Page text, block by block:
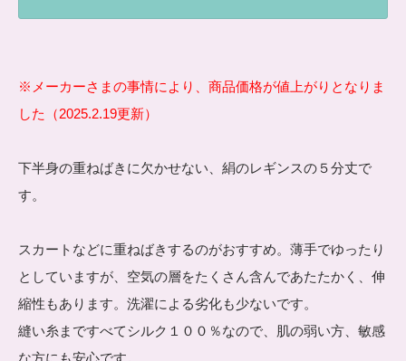
※メーカーさまの事情により、商品価格が値上がりとなりま
した（2025.2.19更新）
下半身の重ねばきに欠かせない、絹のレギンスの５分丈で
す。
スカートなどに重ねばきするのがおすすめ。薄手でゆったり
としていますが、空気の層をたくさん含んであたたかく、伸
縮性もあります。洗濯による劣化も少ないです。
縫い糸まですべてシルク１００％なので、肌の弱い方、敏感
な方にも安心です。